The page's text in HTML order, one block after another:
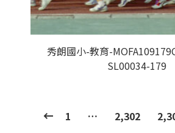
秀朗國小-教育-
SL00034-179
1 … 2,302